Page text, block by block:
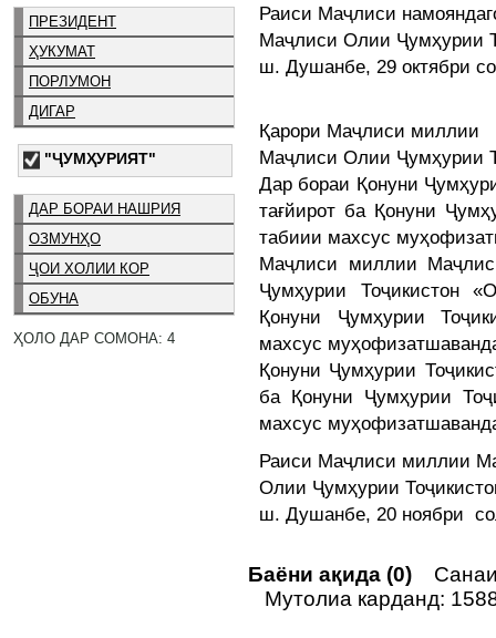
ПРЕЗИДЕНТ
ҲУКУМАТ
ПОРЛУМОН
ДИГАР
"ҶУМҲУРИЯТ"
ДАР БОРАИ НАШРИЯ
ОЗМУНҲО
ҶОИ ХОЛИИ КОР
ОБУНА
ҲОЛО ДАР СОМОНА: 4
Раиси Маҷлиси
Маҷлиси Олии Ҷумҳурии
ш. Душанбе, 29 октябри
Қарори Маҷлиси миллии
Маҷлиси Олии Ҷумҳурии
Дар бораи Қонуни
тағйирот ба Қонуни
табиии махсус
Маҷлиси миллии
Ҷумҳурии Тоҷикистон
Қонуни Ҷумҳурии
махсус
Қонуни Ҷумҳурии
ба Қонуни Ҷумҳурии
махсус
Раиси Маҷлиси миллии
Олии Ҷумҳурии
ш. Душанбе, 20 ноябри
Баёни ақида (0)
Мутолиа карданд: